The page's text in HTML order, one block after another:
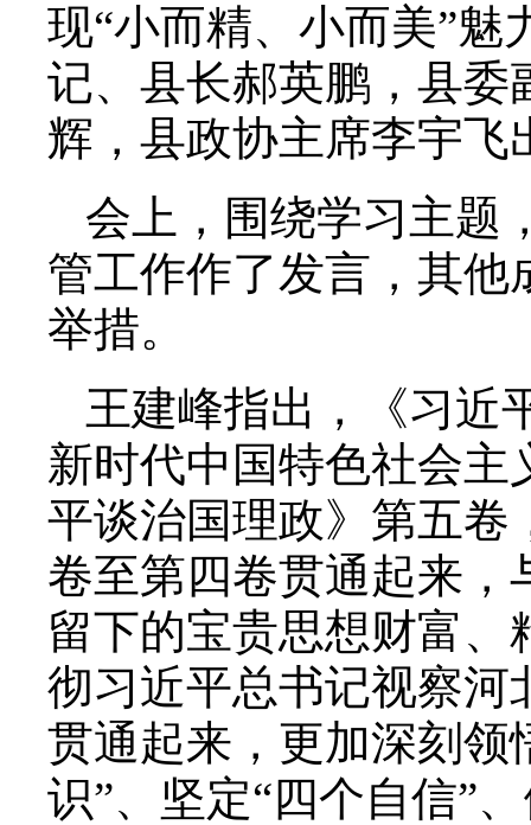
现“小而精、小而美”
记、县长郝英鹏，县委
辉，县政协主席李宇飞
会上，围绕学习主题
管工作作了发言，其他
举措。
王建峰指出，《习近
新时代中国特色社会
平谈治国理政》第五卷
卷至第四卷贯通起来，
留下的宝贵思想财富
彻习近平总书记视察河
贯通起来，更加深刻领
识”、坚定“四个自信”